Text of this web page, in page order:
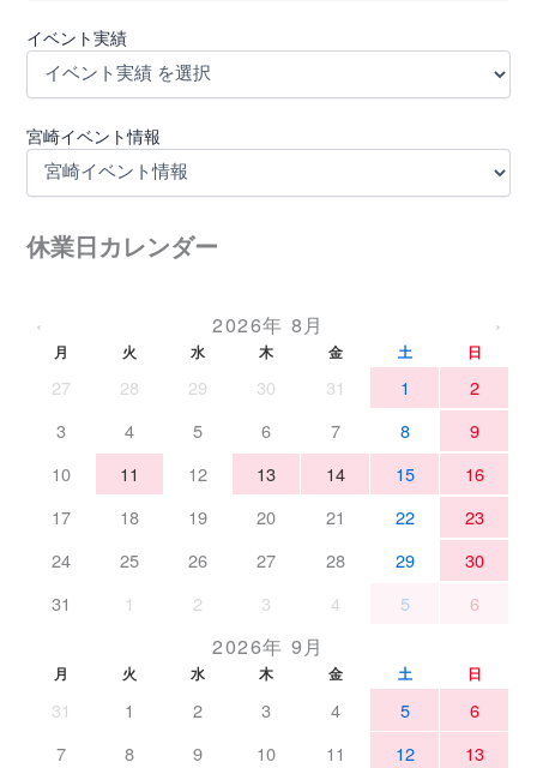
イベント実績
宮崎イベント情報
休業日カレンダー
‹ 2026年 8月 ›
月 火 水 木 金 土 日
27 28 29 30 31 1
2
3
4 5 6 7 8
9
10
11 12 13 14 15
16
17
18 19 20 21 22
23
24
25 26 27 28 29
30
31
1 2 3 4 5 6
2026年 9月
月 火 水 木 金 土 日
31 1 2 3 4 5
6
7
8 9 10 11 12
13